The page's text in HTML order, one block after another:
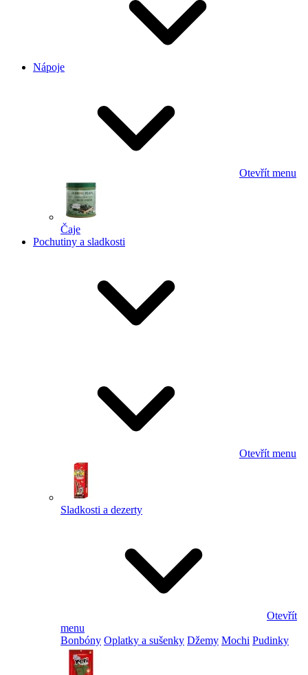
Nápoje
Otevřít menu
Čaje
Pochutiny a sladkosti
Otevřít menu
Sladkosti a dezerty
Otevřít
menu
Bonbóny Oplatky a sušenky Džemy Mochi Pudinky